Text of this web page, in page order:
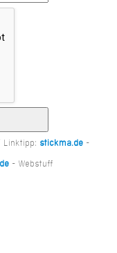
stickma.de -
- Webstuff